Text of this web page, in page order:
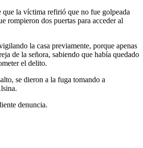
la víctima refirió que no fue golpeada
rompieron dos puertas para acceder al
la casa previamente, porque apenas
de la señora, sabiendo que había quedado
el delito.
se dieron a la fuga tomando a
denuncia.